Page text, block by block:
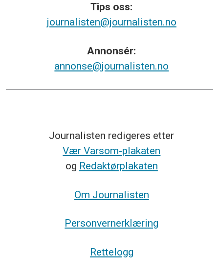
Tips oss:
journalisten@journalisten.no
Annonsér:
annonse@journalisten.no
Journalisten redigeres etter
Vær Varsom-plakaten
og Redaktørplakaten
Om Journalisten
Personvernerklæring
Rettelogg